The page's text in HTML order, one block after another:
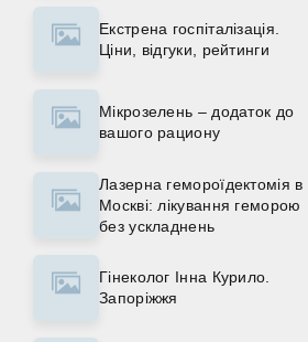
Екстрена госпіталізація.
Ціни, відгуки, рейтинги
Мікрозелень – додаток до
вашого рациону
Лазерна гемороїдектомія в
Москві: лікування геморою
без ускладнень
Гінеколог Інна Курило.
Запоріжжя